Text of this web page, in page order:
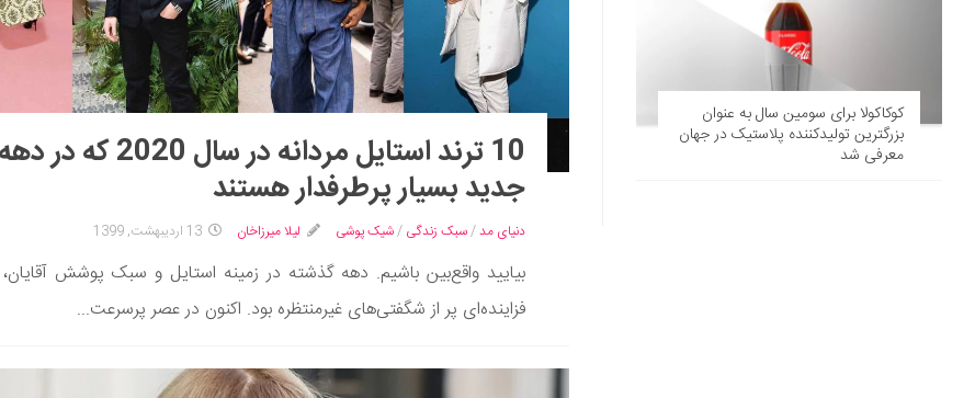
10 ترند استایل مردانه در سال 2020 که در دهه
جدید بسیار پرطرفدار هستند
دنیای مد/سبک زندگی /شیک پوشی لیلا میرزاخان 13 اردیبهشت, 1399
بیایید واقع‌بین باشیم. دهه گذشته در زمینه استایل و سبک پوشش
فزاینده‌ای پر از شگفتی‌های غیرمنتظره بود. اکنون در عصر پرسرعت...
کوکاکولا برای سومین سال به عنوان
بزرگترین تولید‌کننده پلاستیک در جهان
معرفی شد